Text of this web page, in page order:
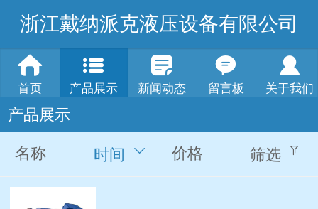
浙江戴纳派克液压设备有限公司
首页 产品展示 新闻动态 留言板 关于我们
产品展示
名称 时间 价格 筛选